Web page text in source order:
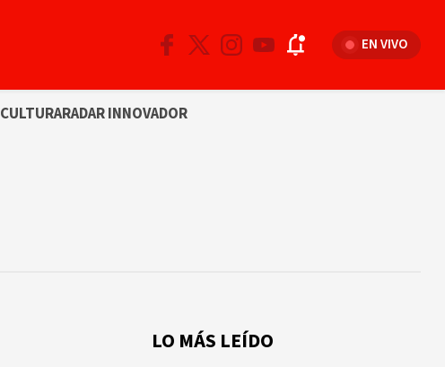
EN VIVO
CULTURARADAR INNOVADOR
LO MÁS LEÍDO